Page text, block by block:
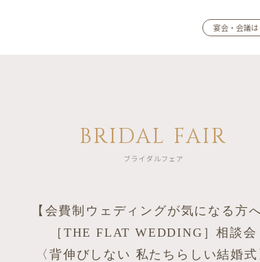
宴会・会議は
BRIDAL FAIR
ブライダルフェア
【会費制ウェディングが気になる方へ
［THE FLAT WEDDING］相談会
〈背伸びしない 私たちらしい結婚式